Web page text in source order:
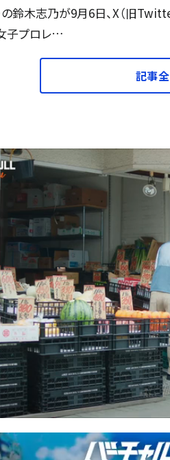
鈴木志乃が9月6日、X（旧
子プロレ…
記事